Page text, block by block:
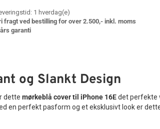
1 hverdag(e)
fragt ved bestilling for over 2.500,- inkl. moms
garanti
og Slankt Design
dette mørkeblå cover til iPhone 16Edet perfekte
en perfekt pasform og et eksklusivt look er